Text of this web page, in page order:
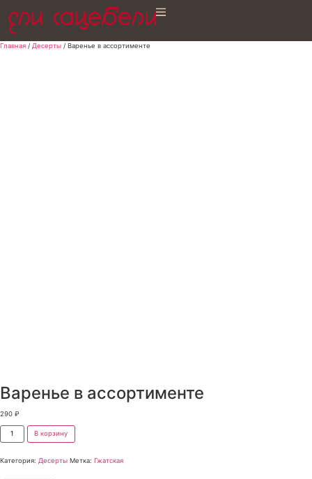
Главная / Десерты / Варенье в ассортименте
Варенье в ассортименте
290 ₽
В корзину
Категория: Десерты Метка: Гжатская